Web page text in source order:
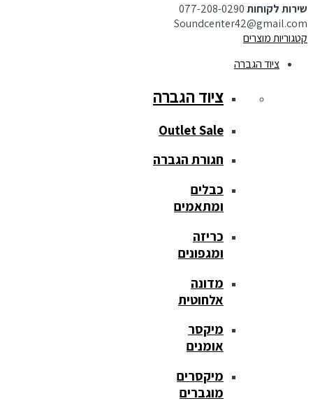
שירות לקוחות077-208-0290
Soundcenter42@gmail.com
קטגוריות מוצרים
ציוד הגברה
ציוד הגברה
Outlet Sale
חגורת הגברה
כבלים
ומתאמים
כריזה
ומגפונים
מדונה
אלחוטית
מיקסר
אומנים
מיקסרים
מוגברים